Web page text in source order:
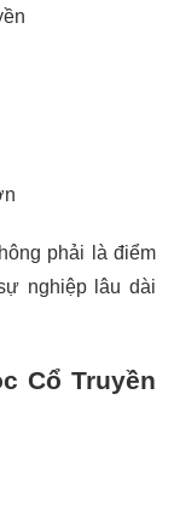
phải là điểm
nghiệp lâu dài
Cổ Truyền